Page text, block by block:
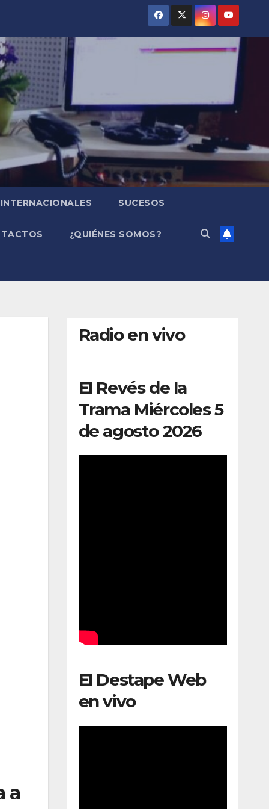
INTERNACIONALES SUCESOS
¿QUIÉNES SOMOS?
a
Radio en vivo
El Revés de la
Trama Miércoles 5
de agosto 2026
El Destape Web
en vivo